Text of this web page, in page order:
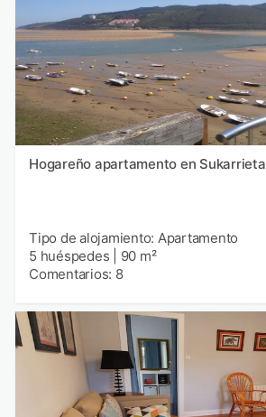
Hogareño apartamento en Sukarrieta
Tipo de alojamiento: Apartamento
5 huéspedes
90 m²
Comentarios: 8